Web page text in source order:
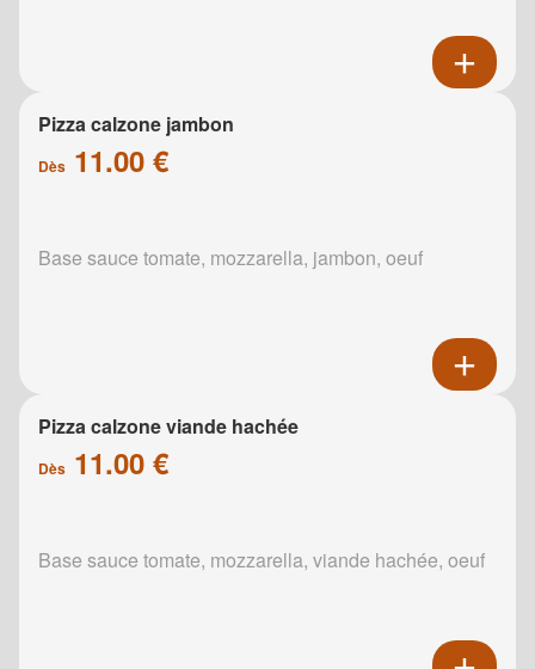
Pizza calzone jambon
Dès 11.00 €
Base sauce tomate, mozzarella, jambon, oeuf
Pizza calzone viande hachée
Dès 11.00 €
Base sauce tomate, mozzarella, viande hachée, oeuf